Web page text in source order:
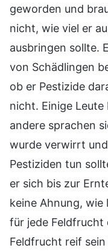
geworden und
nicht, wie viel er
ausbringen sollte.
von Schädlingen
ob er Pestizide
nicht. Einige
andere sprachen
wurde verwirrt
Pestiziden tun
er sich bis zur
keine Ahnung, wie
für jede Feldfrucht
Feldfrucht reif